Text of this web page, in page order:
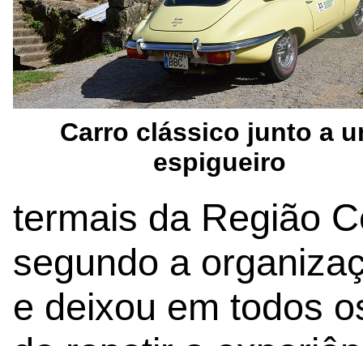
Carro clássico junto a
espigueiro
termais da Região
segundo a
e deixou em todos